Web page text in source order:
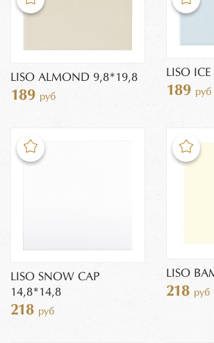
LISO ALMOND 9,8*19,8
189 руб
LISO
189 руб
LISO SNOW CAP
14,8*14,8
218 руб
LISO
218 руб